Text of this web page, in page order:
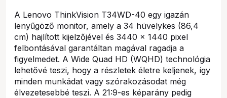
A Lenovo ThinkVision T34WD-40 egy igazán
lenyűgöző monitor, amely a 34 hüvelykes (86,4
cm) hajlított kijelzőjével és 3440 x 1440 pixel
felbontásával garantáltan magával ragadja a
figyelmedet. A Wide Quad HD (WQHD) technológia
lehetővé teszi, hogy a részletek életre keljenek, így
minden munkádat vagy szórakozásodat még
élvezetesebbé teszi. A 21:9-es képarány pedig